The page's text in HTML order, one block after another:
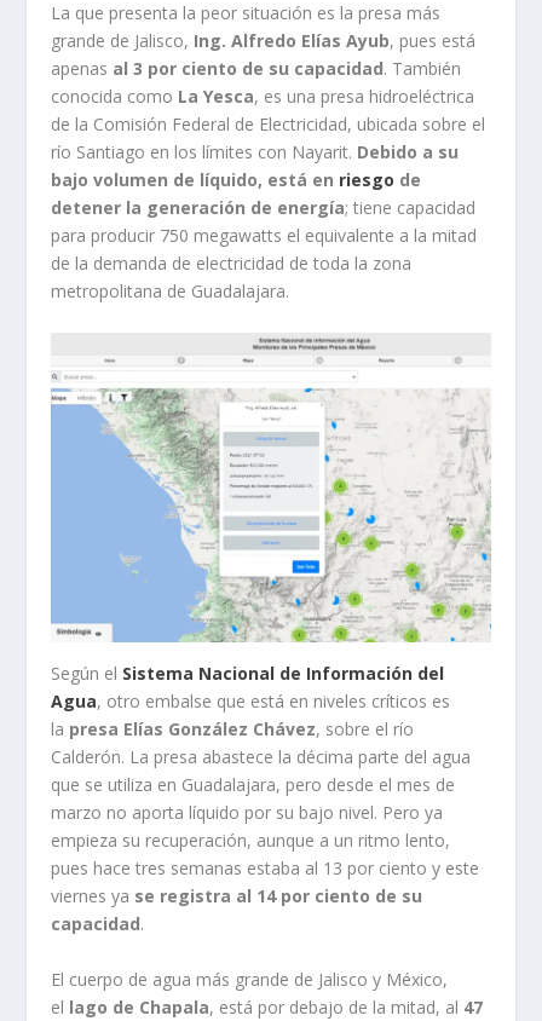
La que presenta la peor situación es la presa más
grande de Jalisco, Ing. Alfredo Elías Ayub, pues está
apenas al 3 por ciento de su capacidad. También
conocida como La Yesca, es una presa hidroeléctrica
de la Comisión Federal de Electricidad, ubicada sobre el
río Santiago en los límites con Nayarit. Debido a su
bajo volumen de líquido, está en riesgo de
detener la generación de energía; tiene capacidad
para producir 750 megawatts el equivalente a la mitad
de la demanda de electricidad de toda la zona
metropolitana de Guadalajara.
Según el Sistema Nacional de Información del
Agua, otro embalse que está en niveles críticos es
la presa Elías González Chávez, sobre el río
Calderón. La presa abastece la décima parte del agua
que se utiliza en Guadalajara, pero desde el mes de
marzo no aporta líquido por su bajo nivel. Pero ya
empieza su recuperación, aunque a un ritmo lento,
pues hace tres semanas estaba al 13 por ciento y este
viernes ya se registra al 14 por ciento de su
capacidad.
El cuerpo de agua más grande de Jalisco y México,
el lago de Chapala, está por debajo de la mitad, al 47